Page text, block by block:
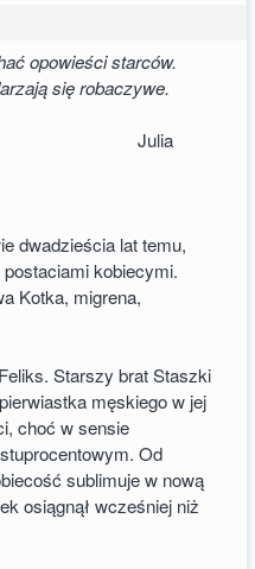
opowieści starców.
się robaczywe.
dwadzieścia lat temu,
kobiecymi.
Kotka, migrena,
Starszy brat Staszki
męskiego w jej
choć w sensie
Od
sublimuje w nową
osiągnął wcześniej niż